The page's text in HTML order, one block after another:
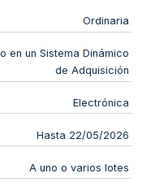
Ordinaria
en un Sistema Dinámico
de Adquisición
Electrónica
Hasta 22/05/2026
A uno o varios lotes